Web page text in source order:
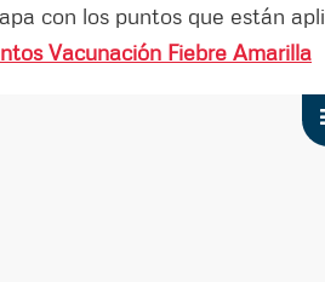
con los puntos que están
Vacunación Fiebre Amarilla